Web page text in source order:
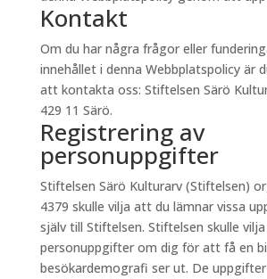
Kontakt
Om du har några frågor eller
innehållet i denna Webbplatspolicy är
att kontakta oss: Stiftelsen Särö
429 11 Särö.
Registrering av
personuppgifter
Stiftelsen Särö Kulturarv (Stiftelsen)
4379 skulle vilja att du lämnar vissa
själv till Stiftelsen. Stiftelsen skulle
personuppgifter om dig för att få en
besökardemografi ser ut. De